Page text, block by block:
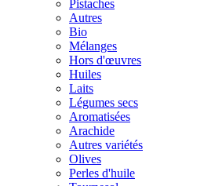
Pistaches
Autres
Bio
Mélanges
Hors d'œuvres
Huiles
Laits
Légumes secs
Aromatisées
Arachide
Autres variétés
Olives
Perles d'huile